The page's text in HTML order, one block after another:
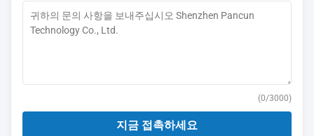
(0/3000)
지금 접촉하세요